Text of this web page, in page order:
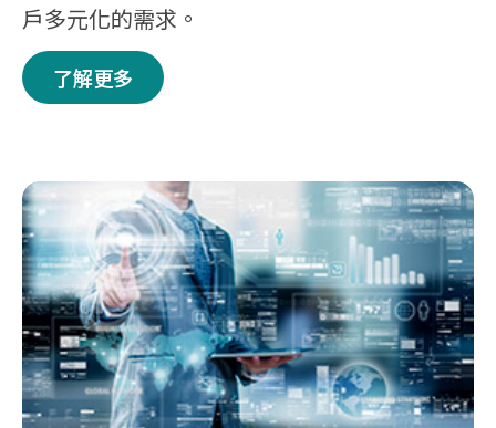
戶多元化的需求。
了解更多